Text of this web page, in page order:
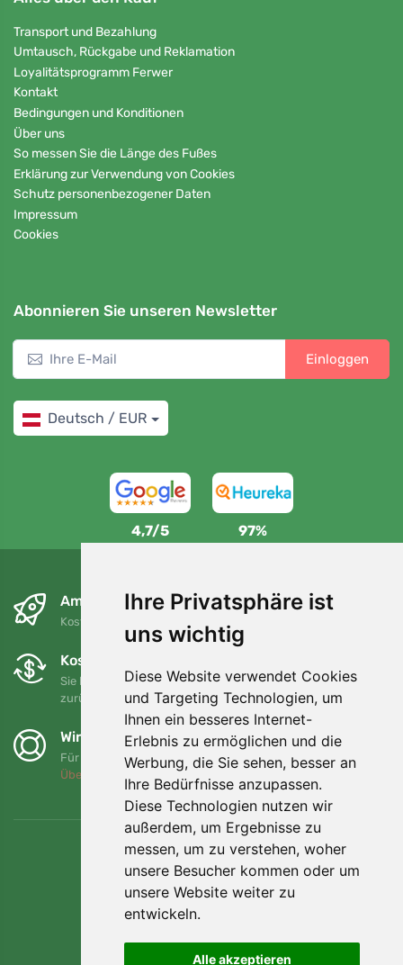
Ihre Privatsphäre ist
uns wichtig
Diese Website verwendet Cookies
und Targeting Technologien, um
Ihnen ein besseres Internet-
Erlebnis zu ermöglichen und die
Werbung, die Sie sehen, besser an
Ihre Bedürfnisse anzupassen.
Diese Technologien nutzen wir
außerdem, um Ergebnisse zu
messen, um zu verstehen, woher
unsere Besucher kommen oder um
unsere Website weiter zu
entwickeln.
Alle akzeptieren
Transport und Bezahlung
Umtausch, Rückgabe und Reklamation
Loyalitätsprogramm Ferwer
Kontakt
Bedingungen und Konditionen
Über uns
So messen Sie die Länge des Fußes
Erklärung zur Verwendung von Cookies
Schutz personenbezogener Daten
Impressum
Cookies
Abonnieren Sie unseren Newsletter
Einloggen
Deutsch / EUR
4,7/5 97%
Am nächsten Tag und kostenlos
Kostenloser Versand für Bestellungen über 80 EUR
Kostenloser Umtausch und Rückgabe
Sie können Ihre Bestellung jederzeit innerhalb von 90 Tagen
zurückgeben oder umtauschen.
Wir unterstützen Trees.org
Für jede Bestellung pflanzen wir einen Baum! Mehr lesen
Über uns